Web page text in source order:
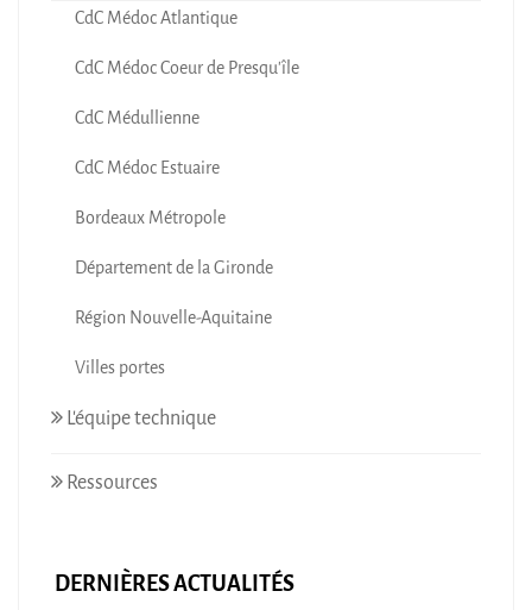
CdC Médoc Atlantique
CdC Médoc Coeur de Presqu'île
CdC Médullienne
CdC Médoc Estuaire
Bordeaux Métropole
Département de la Gironde
Région Nouvelle-Aquitaine
Villes portes
L'équipe technique
Ressources
DERNIÈRES ACTUALITÉS